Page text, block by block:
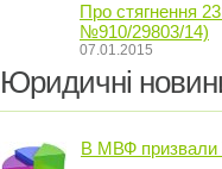
Про стягнення
№910/29803/14)
07.01.2015
Юридичні
В МВФ призвали